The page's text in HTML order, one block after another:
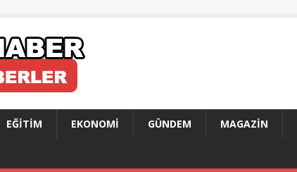
EĞITIM EKONOMI GÜNDEM MAGAZIN